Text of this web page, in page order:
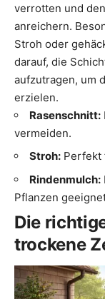
verrotten und
anreichern.
Stroh oder
darauf, die
aufzutragen, um
erzielen.
Rasenschnitt:
vermeiden.
Stroh: Perfekt
Rindenmulch:
Pflanzen
Die
trockene